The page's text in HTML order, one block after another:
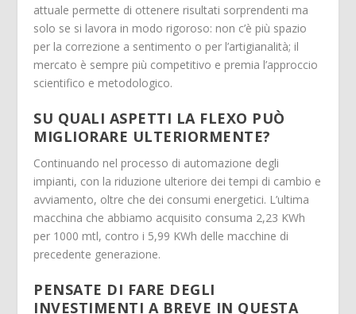
attuale permette di ottenere risultati sorprendenti ma
solo se si lavora in modo rigoroso: non c’è più spazio
per la correzione a sentimento o per l’artigianalità; il
mercato è sempre più competitivo e premia l’approccio
scientifico e metodologico.
SU QUALI ASPETTI LA FLEXO PUÒ
MIGLIORARE ULTERIORMENTE?
Continuando nel processo di automazione degli
impianti, con la riduzione ulteriore dei tempi di cambio e
avviamento, oltre che dei consumi energetici. L’ultima
macchina che abbiamo acquisito consuma 2,23 KWh
per 1000 mtl, contro i 5,99 KWh delle macchine di
precedente generazione.
PENSATE DI FARE DEGLI
INVESTIMENTI A BREVE IN QUESTA